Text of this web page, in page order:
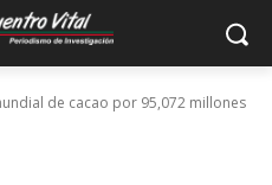
de cacao por 95,072 millones